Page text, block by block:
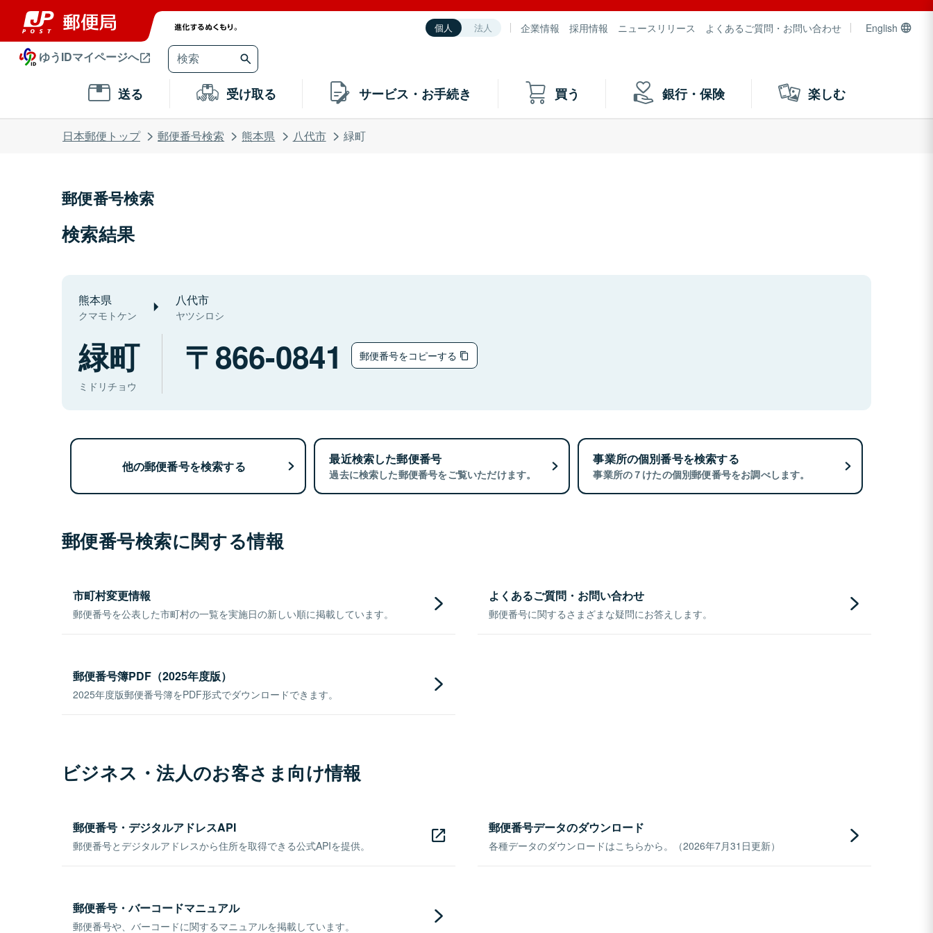
個人 法人 企業情報 採用情報 ニュースリリース よくあるご質問・お問い合わせ English
ゆうIDマイページへ
送る 受け取る サービス・お手続き 買う 銀行・保険 楽しむ
日本郵便トップ 郵便番号検索 熊本県 八代市 緑町
郵便番号検索
検索結果
熊本県
クマモトケン
八代市
ヤツシロシ
緑町
ミドリチョウ
866-0841 郵便番号をコピーする
他の郵便番号を検索する 最近検索した郵便番号
過去に検索した郵便番号をご覧いただけます。
事業所の個別番号を検索する
事業所の７けたの個別郵便番号をお調べします。
郵便番号検索に関する情報
市町村変更情報
郵便番号を公表した市町村の一覧を実施日の新しい順に掲載しています。
よくあるご質問・お問い合わせ
郵便番号に関するさまざまな疑問にお答えします。
郵便番号簿PDF（2025年度版）
2025年度版郵便番号簿をPDF形式でダウンロードできます。
ビジネス・法人のお客さま向け情報
郵便番号・デジタルアドレスAPI
郵便番号とデジタルアドレスから住所を取得できる公式APIを提供。
郵便番号データのダウンロード
各種データのダウンロードはこちらから。（2026年7月31日更新）
郵便番号・バーコードマニュアル
郵便番号や、バーコードに関するマニュアルを掲載しています。